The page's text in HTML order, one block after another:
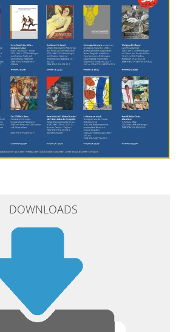
DOWNLOADS